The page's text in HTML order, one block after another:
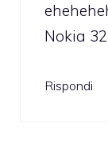
Nokia
Rispondi